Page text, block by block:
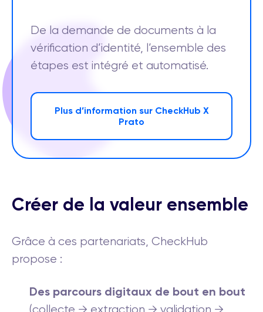
De la demande de documents à la
vérification d’identité, l’ensemble des
étapes est intégré et automatisé.
Plus d’information sur CheckHub X
Prato
Créer de la valeur ensemble
Grâce à ces partenariats, CheckHub
propose :
Des parcours digitaux de bout en bout